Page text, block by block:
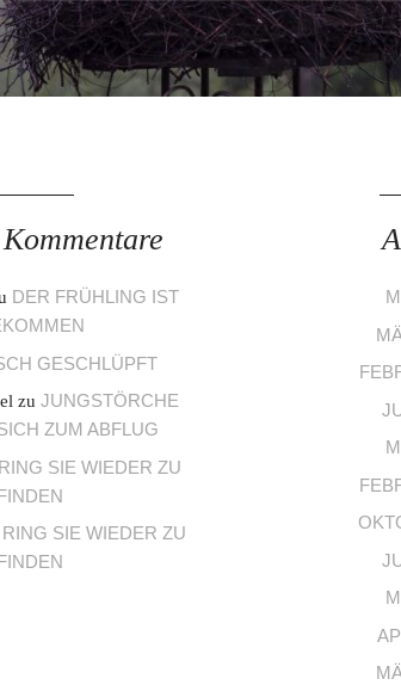
DER FRÜHLING IST
GESCHLÜPFT
zuJUNGSTÖRCHE
ZUM ABFLUG
SIE WIEDER ZU
SIE WIEDER ZU